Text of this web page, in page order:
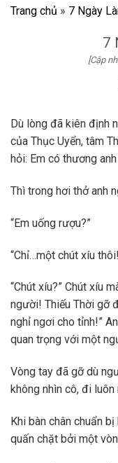
Trang chủ » 7 Ngày
7
[Cập
Dù lòng đã kiên định
của Thục Uyển, tâm
hỏi: Em có thương
Thì trong hơi thở anh
“Em uống rượu?”
“Chỉ…một chút xíu
“Chút xíu?” Chút xíu
người! Thiếu Thời gỡ
nghỉ ngơi cho tỉnh!”
quan trọng với một
Vòng tay đã gỡ dù
không nhìn cô, đi luôn
Khi bàn chân chuẩn
quấn chặt bởi một